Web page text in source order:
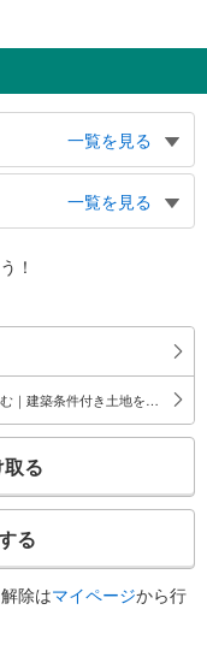
一覧を見る
のりば、桜花学園高等学
１・２丁目、北山町１・
丁目、御器所通１丁目、紅
目、明月町１・２丁目、松
丁目
、昭和在宅サービスセンタ
一覧を見る
！
駅徒歩5分以内｜価格未定を含む｜建築条件付き土地を含む
る
る
除はマイページから行